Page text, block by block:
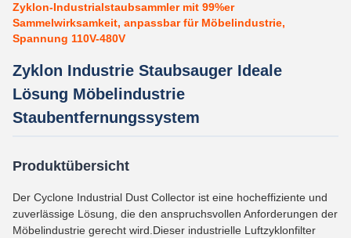
Zyklon-Industrialstaubsammler mit 99%er
Sammelwirksamkeit, anpassbar für Möbelindustrie,
Spannung 110V-480V
Zyklon Industrie Staubsauger Ideale
Lösung Möbelindustrie
Staubentfernungssystem
Produktübersicht
Der Cyclone Industrial Dust Collector ist eine hocheffiziente und
zuverlässige Lösung, die den anspruchsvollen Anforderungen der
Möbelindustrie gerecht wird.Dieser industrielle Luftzyklonfilter